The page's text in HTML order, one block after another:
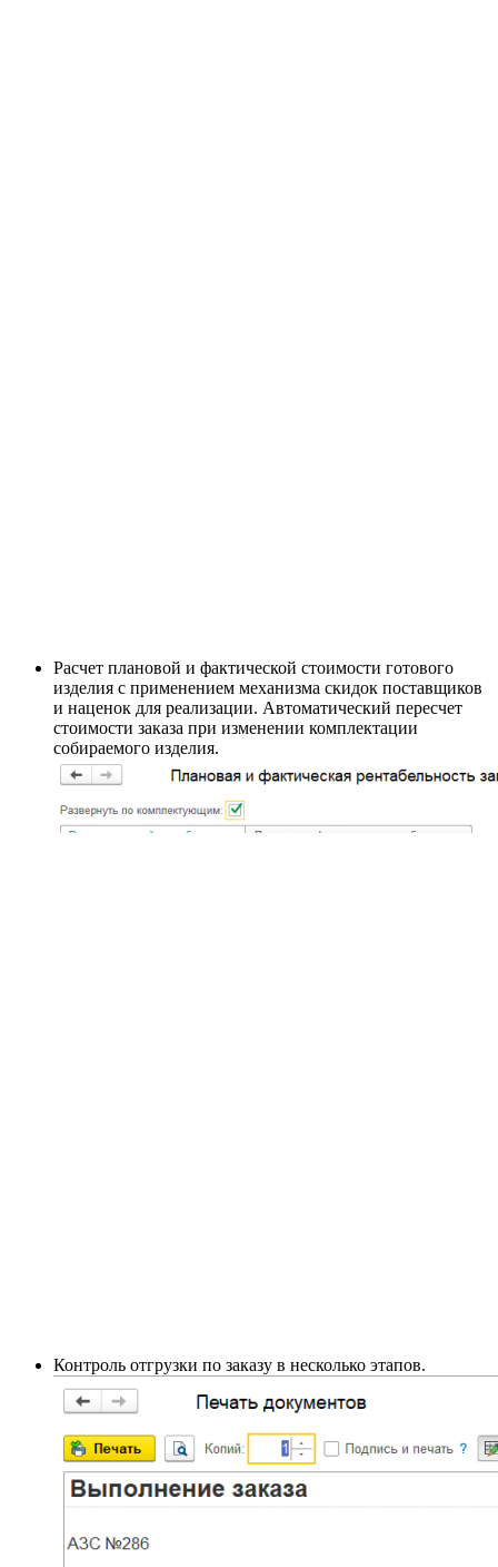
Расчет плановой и фактической стоимости готового
изделия с применением механизма скидок поставщиков
и наценок для реализации. Автоматический пересчет
стоимости заказа при изменении комплектации
собираемого изделия.
Контроль отгрузки по заказу в несколько этапов.